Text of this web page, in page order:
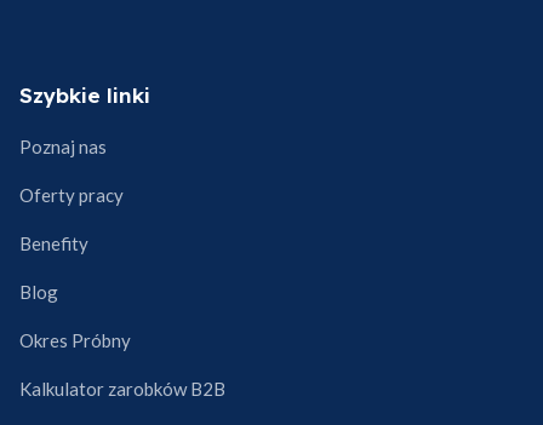
Szybkie linki
Poznaj nas
Oferty pracy
Benefity
Blog
Okres Próbny
Kalkulator zarobków B2B